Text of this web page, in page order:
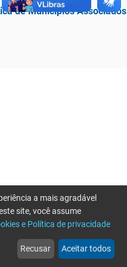
de Municípios Associados
web
Notícias
more_horiz
Mais
a mais agradável
site, você assume
e Política de privacidade
Recusar Aceitar todos
tente novamente